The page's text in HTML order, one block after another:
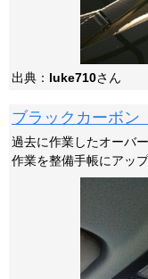
出典： luke710さん
ブラックカーボン
過去に作業したオーバ
作業を整備手帳にアッ